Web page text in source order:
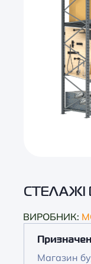
СТЕЛАЖІ
ВИРОБНИК:
Магазин